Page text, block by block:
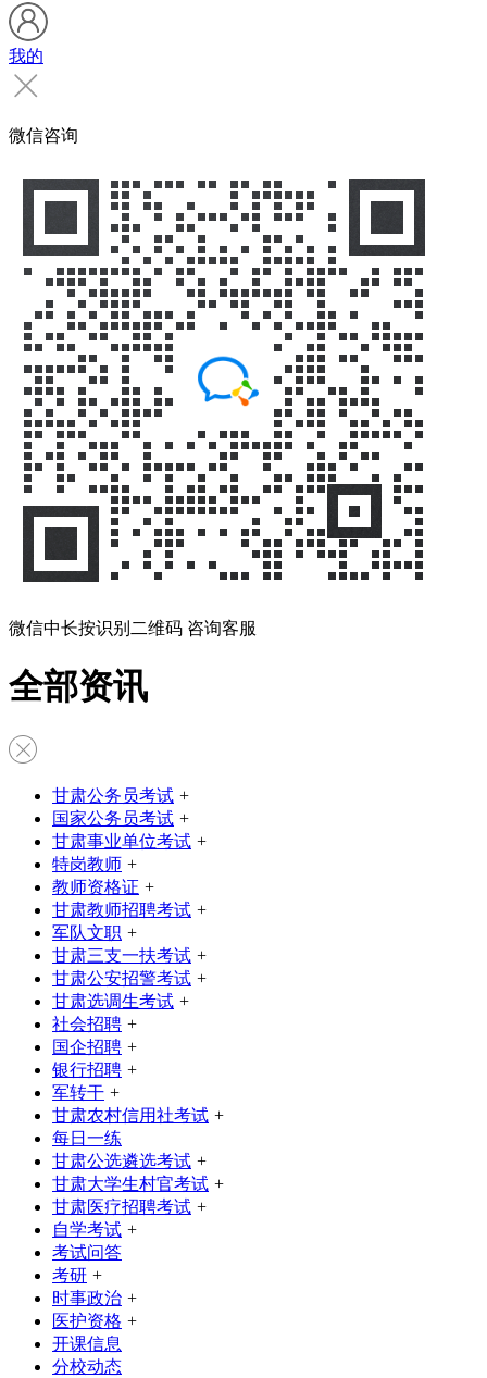
我的
微信咨询
微信中长按识别二维码 咨询客服
全部资讯
甘肃公务员考试 +
国家公务员考试 +
甘肃事业单位考试 +
特岗教师 +
教师资格证 +
甘肃教师招聘考试 +
军队文职 +
甘肃三支一扶考试 +
甘肃公安招警考试 +
甘肃选调生考试 +
社会招聘 +
国企招聘 +
银行招聘 +
军转干 +
甘肃农村信用社考试 +
每日一练
甘肃公选遴选考试 +
甘肃大学生村官考试 +
甘肃医疗招聘考试 +
自学考试 +
考试问答
考研 +
时事政治 +
医护资格 +
开课信息
分校动态